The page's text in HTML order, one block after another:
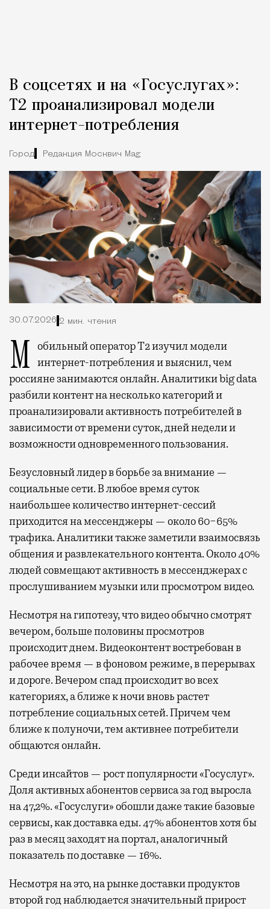
В соцсетях и на «Госуслугах»:
Т2 проанализировал модели
интернет-потребления
Город Редакция Москвич Mag
30.07.2026 2 мин. чтения
Мобильный оператор Т2 изучил модели интернет-потребления и выяснил, чем
россияне занимаются онлайн. Аналитики big data
разбили контент на несколько категорий и
проанализировали активность потребителей в
зависимости от времени суток, дней недели и
возможности одновременного пользования.
Безусловный лидер в борьбе за внимание —
социальные сети. В любое время суток
наибольшее количество интернет-сессий
приходится на мессенджеры — около 60−65%
трафика. Аналитики также заметили взаимосвязь
общения и развлекательного контента. Около 40%
людей совмещают активность в мессенджерах с
прослушиванием музыки или просмотром видео.
Несмотря на гипотезу, что видео обычно смотрят
вечером, больше половины просмотров
происходит днем. Видеоконтент востребован в
рабочее время — в фоновом режиме, в перерывах
и дороге. Вечером спад происходит во всех
категориях, а ближе к ночи вновь растет
потребление социальных сетей. Причем чем
ближе к полуночи, тем активнее потребители
общаются онлайн.
Среди инсайтов — рост популярности «Госуслуг».
Доля активных абонентов сервиса за год выросла
на 47,2%. «Госуслуги» обошли даже такие базовые
сервисы, как доставка еды. 47% абонентов хотя бы
раз в месяц заходят на портал, аналогичный
показатель по доставке — 16%.
Несмотря на это, на рынке доставки продуктов
второй год наблюдается значительный прирост